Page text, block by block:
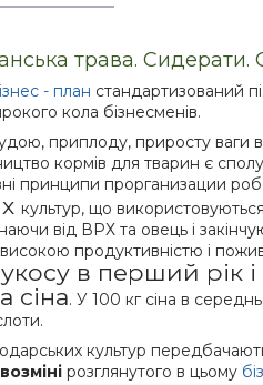
трава.
- план стандартизований
кола бізнесменів.
удою, приплоду, приросту
кормів для тварин є
принципи прорганизации
культур, що
від ВРХ та овець і
продуктивністю і
в перший рік і
сіна. У 100 кг сіна в
культур
розглянутого в цьому